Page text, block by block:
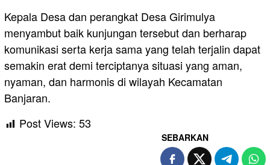
Kepala Desa dan perangkat Desa Girimulya
menyambut baik kunjungan tersebut dan berharap
komunikasi serta kerja sama yang telah terjalin dapat
semakin erat demi terciptanya situasi yang aman,
nyaman, dan harmonis di wilayah Kecamatan
Banjaran.
Post Views: 53
SEBARKAN